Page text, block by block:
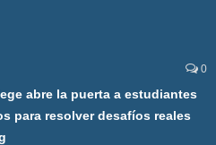
0
abre la puerta a estudiantes
para resolver desafíos reales